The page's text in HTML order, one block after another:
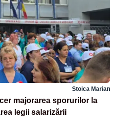
Stoica Marian
majorarea sporurilor la
legii salarizării